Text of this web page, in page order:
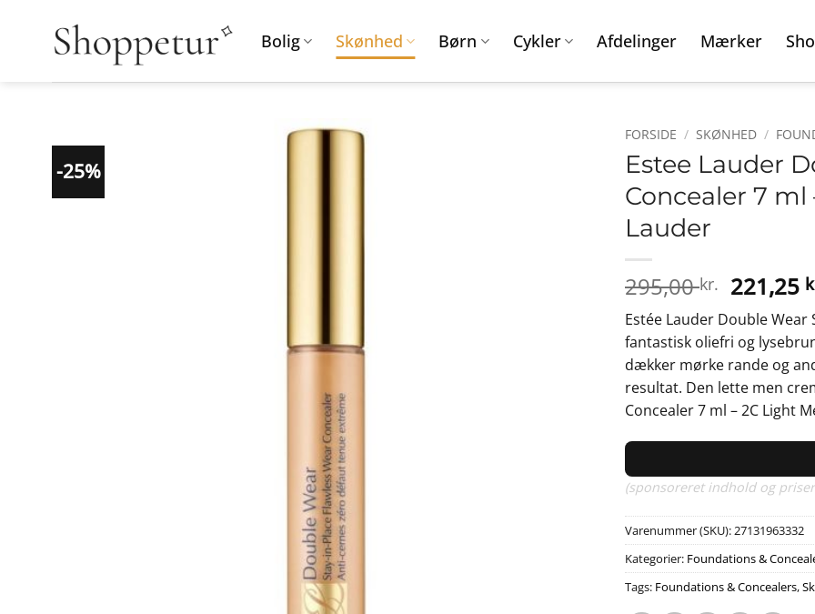
Bolig Skønhed Børn Cykler Afdelinger Mærker
-25%
FORSIDE / SKØNHED /
Estee Lauder
Concealer 7
Lauder
295,00kr. Den
pris
var:
295,00
221,25
Estée Lauder Double Wear
fantastisk oliefri og
dækker mørke rande og
resultat. Den lette men
Concealer 7 ml – 2C Light
(sponsoreret indhold og
Varenummer (SKU):27131963332
Kategorier: Foundations &
Tags: Foundations & Concealers,